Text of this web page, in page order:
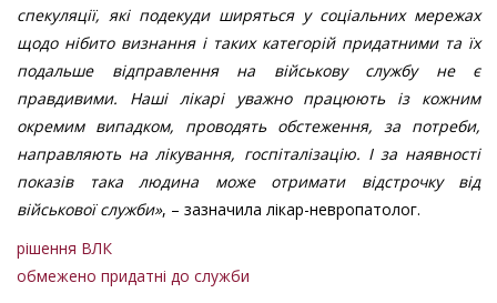
спекуляції, які подекуди ширяться у соціальних мережах
щодо нібито визнання і таких категорій придатними та їх
подальше відправлення на військову службу не є
правдивими. Наші лікарі уважно працюють із кожним
окремим випадком, проводять обстеження, за потреби,
направляють на лікування, госпіталізацію. І за наявності
показів така людина може отримати відстрочку від
військової служби», – зазначила лікар-невропатолог.
рішення ВЛК
обмежено придатні до служби